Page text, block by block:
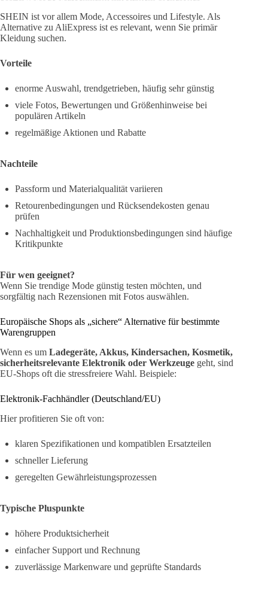
SHEIN ist vor allem Mode, Accessoires und Lifestyle. Als
Alternative zu AliExpress ist es relevant, wenn Sie primär
Kleidung suchen.
Vorteile
enorme Auswahl, trendgetrieben, häufig sehr günstig
viele Fotos, Bewertungen und Größenhinweise bei
populären Artikeln
regelmäßige Aktionen und Rabatte
Nachteile
Passform und Materialqualität variieren
Retourenbedingungen und Rücksendekosten genau
prüfen
Nachhaltigkeit und Produktionsbedingungen sind häufige
Kritikpunkte
Für wen geeignet?
Wenn Sie trendige Mode günstig testen möchten, und
sorgfältig nach Rezensionen mit Fotos auswählen.
Europäische Shops als „sichere“ Alternative für bestimmte
Warengruppen
Wenn es um Ladegeräte, Akkus, Kindersachen, Kosmetik,
sicherheitsrelevante Elektronik oder Werkzeuge geht, sind
EU-Shops oft die stressfreiere Wahl. Beispiele:
Elektronik-Fachhändler (Deutschland/EU)
Hier profitieren Sie oft von:
klaren Spezifikationen und kompatiblen Ersatzteilen
schneller Lieferung
geregelten Gewährleistungsprozessen
Typische Pluspunkte
höhere Produktsicherheit
einfacher Support und Rechnung
zuverlässige Markenware und geprüfte Standards